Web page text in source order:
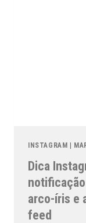
INSTAGRAM |
Dica
arco-íris e
feed